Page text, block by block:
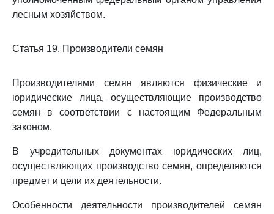
лесным хозяйством.
Статья 19. Производители семян
Производителями семян являются физические и
юридические лица, осуществляющие производство
семян в соответствии с настоящим Федеральным
законом.
В учредительных документах юридических лиц,
осуществляющих производство семян, определяются
предмет и цели их деятельности.
Особенности деятельности производителей семян